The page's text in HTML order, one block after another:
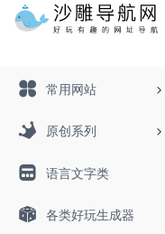
Warning: Array to
常用网站
原创系列
语言文字类
各类好玩生成器